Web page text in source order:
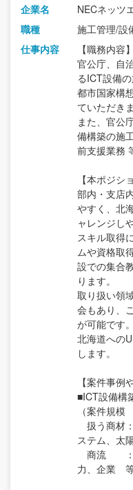
企業名
NECネッツ
職種
施工管理/設
仕事内容
【職務内容】
官公庁、自
るICT設備
都市国家構
ていただき
また、官公
備構築の施
前支援業務
【本ポジシ
部内・支店
やすく、北
ャレンジし
スキル取得
ムや資格取
設での集合
ります。
取り扱い領
会もあり、
が可能です。
北海道への
します。
【案件事例
■ICT設備構
（案件規模
扱う商材
ステム、太
商流 ：
力、企業